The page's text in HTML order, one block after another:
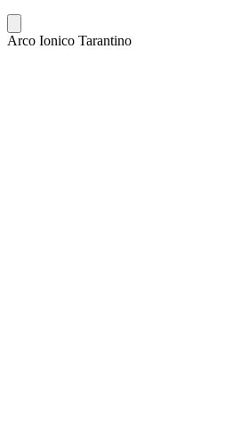
Arco Ionico Tarantino